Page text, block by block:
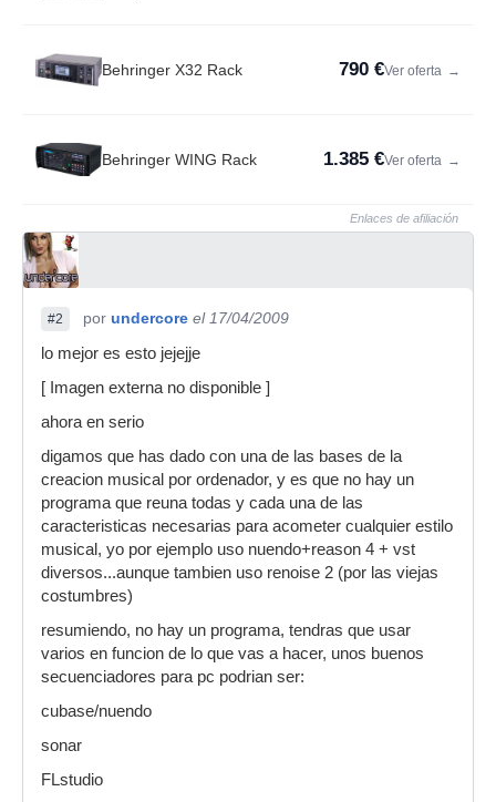
Behringer X32 Rack 790 €Ver oferta →
Behringer WING Rack 1.385 €Ver oferta →
Enlaces de afiliación
#2 por undercore el 17/04/2009
lo mejor es esto jejejje
[ Imagen externa no disponible ]
ahora en serio
digamos que has dado con una de las bases de la
creacion musical por ordenador, y es que no hay un
programa que reuna todas y cada una de las
caracteristicas necesarias para acometer cualquier estilo
musical, yo por ejemplo uso nuendo+reason 4 + vst
diversos...aunque tambien uso renoise 2 (por las viejas
costumbres)
resumiendo, no hay un programa, tendras que usar
varios en funcion de lo que vas a hacer, unos buenos
secuenciadores para pc podrian ser:
cubase/nuendo
sonar
FLstudio